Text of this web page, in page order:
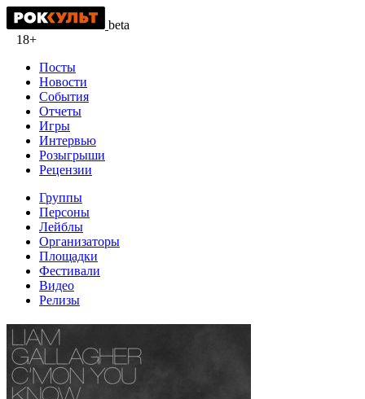
beta
18+
Посты
Новости
События
Отчеты
Игры
Интервью
Розыгрыши
Рецензии
Группы
Персоны
Лейблы
Организаторы
Площадки
Фестивали
Видео
Релизы